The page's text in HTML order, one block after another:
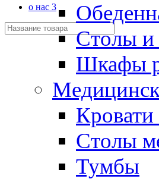
о нас 3
Столы
Шкафы
Столы
Тумбы